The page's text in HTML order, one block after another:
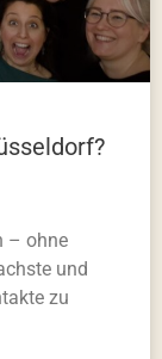
– ohne
und
zu